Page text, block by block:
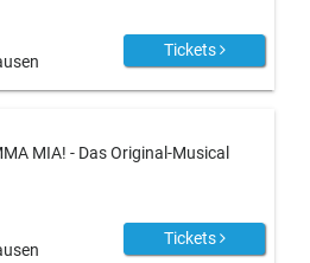
Tickets
MIA! - Das Original-Musical
Tickets